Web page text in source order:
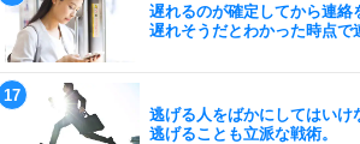
遅れるのが確定してから連絡
遅れそうだとわかった時点で
逃げる人をばかにしてはいけ
逃げることも立派な戦術。